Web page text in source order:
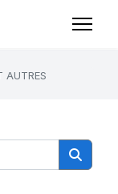
AUTRES